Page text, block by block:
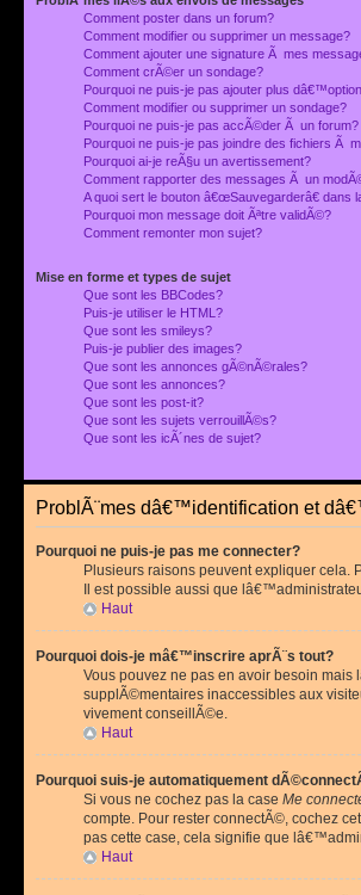
Comment poster dans un forum?
Comment modifier ou supprimer un message?
Comment ajouter une signature Ã mes
Comment crÃ©er un sondage?
Pourquoi ne puis-je pas ajouter plus
Comment modifier ou supprimer un sondage?
Pourquoi ne puis-je pas accÃ©der Ã un forum?
Pourquoi ne puis-je pas joindre des fichiers Ã
Pourquoi ai-je reÃ§u un avertissement?
Comment rapporter des messages Ã un
A quoi sert le bouton â€œSauvegarderâ€
Pourquoi mon message doit Ãªtre validÃ©?
Comment remonter mon sujet?
Mise en forme et types de sujet
Que sont les BBCodes?
Puis-je utiliser le HTML?
Que sont les smileys?
Puis-je publier des images?
Que sont les annonces gÃ©nÃ©rales?
Que sont les annonces?
Que sont les post-it?
Que sont les sujets verrouillÃ©s?
Que sont les icÃ´nes de sujet?
ProblÃ¨mes dâ€™identification et
Pourquoi ne puis-je pas me connecter?
Plusieurs raisons peuvent expliquer
Il est possible aussi que
Haut
Pourquoi dois-je mâ€™inscrire aprÃ¨s tout?
Vous pouvez ne pas en avoir besoin
supplÃ©mentaires inaccessibles aux
vivement conseillÃ©e.
Haut
Pourquoi suis-je automatiquement
Si vous ne cochez pas la case Me
compte. Pour rester connectÃ©, cochez
pas cette case, cela signifie que
Haut